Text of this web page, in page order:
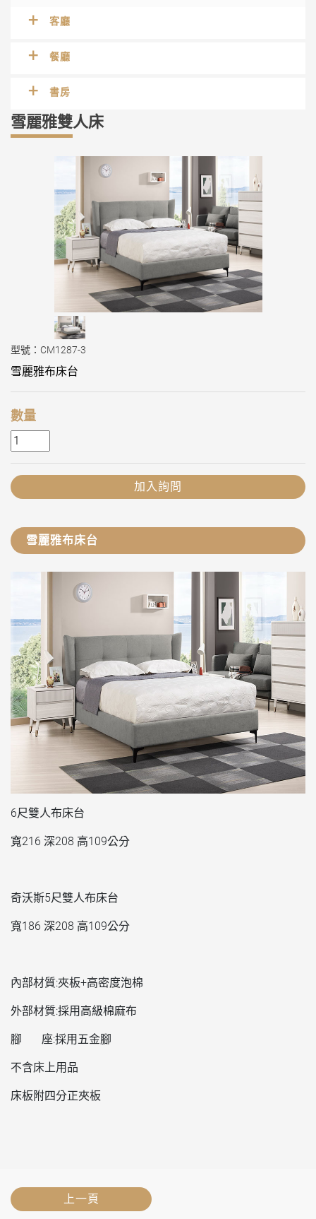
客廳
餐廳
書房
雪麗雅雙人床
型號：CM1287-3
雪麗雅布床台
數量
加入詢問
雪麗雅布床台
6尺雙人布床台
寬216 深208 高109公分
奇沃斯5尺雙人布床台
寬186 深208 高109公分
內部材質:夾板+高密度泡棉
外部材質:採用高級棉麻布
腳 座:採用五金腳
不含床上用品
床板附四分正夾板
上一頁